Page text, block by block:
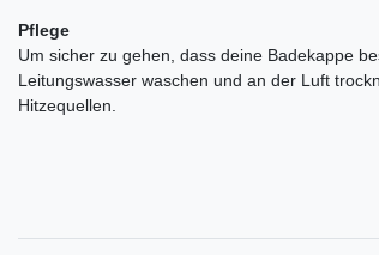
Pflege
Um sicher zu gehen, dass deine Badekappe
Leitungswasser waschen und an der Luft
Hitzequellen.